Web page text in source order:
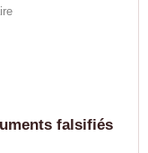
falsifiés